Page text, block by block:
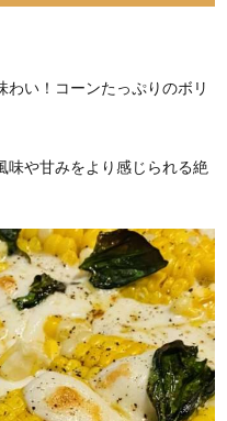
い！コーンたっぷりのボリ
味や甘みをより感じられる絶